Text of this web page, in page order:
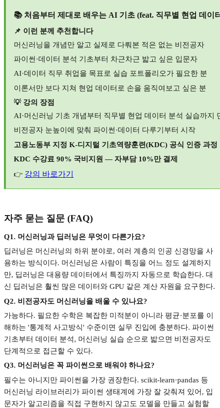
📚 처음부터 제대로 배우는 AI 기초 (feat. 직무별 현업 데이
📌 이런 분께 추천합니다
머신러닝을 개념만 알고 실제로 다뤄본 적은 없는 비전공자
파이썬 ·데이터 분석 기초부터 차근차근 밟고 싶은 입문자
AI·데이터 직무 취업을 목표로 실습 포트폴리오가 필요한 분
이론서만 보다 지쳐 현업 데이터로 손을 움직여보고 싶은 분
💡 강의 장점
AI·머신러닝 기초 개념부터 직무별 현업 데이터 분석 실습까지
비전공자 눈높이에 맞춰 파이썬·데이터 다루기부터 시작
고용노동부 지정 K-디지털 기초역량훈련(KDC) 공식 인증 과정
KDC 수강료 90% 국비지원 —자부담10%만 결제
👉 강의 바로가기
자주 묻는 질문 (FAQ)
Q1. 머신러닝과 딥러닝은 무엇이 다른가요?
딥러닝은 머신러닝의 하위 분야로, 여러 계층의 인공 신경망을 사
용하는 방식이다. 머신러닝은 사람이 특징을 어느 정도 설계하지
만, 딥러닝은 대용량 데이터에서 특징까지 자동으로 학습한다. 대
신 딥러닝은 훨씬 많은 데이터와 GPU 같은 계산 자원을 요구한다.
Q2. 비전공자도 머신러닝을 배울 수 있나요?
가능하다. 필요한 수학은 복잡한 미적분이 아니라 평균·분포를 이
해하는 '통계적 사고방식' 수준이면 실무 진입에 충분하다. 파이썬
기초부터 데이터 분석, 머신러닝 실습 순으로 밟으면 비전공자도
단계적으로 접근할 수 있다.
Q3. 머신러닝은 꼭 파이썬으로 배워야 하나요?
필수는 아니지만 파이썬을 가장 권장한다. scikit-learn·pandas 등
머신러닝 라이브러리가 파이썬 생태계에 가장 잘 갖춰져 있어, 입
문자가 알고리즘을 직접 구현하지 않고도 모델을 만들고 실험할